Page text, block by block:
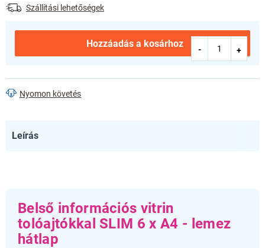
Szállítási lehetőségek
Hozzáadás a kosárhoz
Nyomon követés
Leírás
Belső információs vitrin
tolóajtókkal SLIM 6 x A4 - lemez
hátlap